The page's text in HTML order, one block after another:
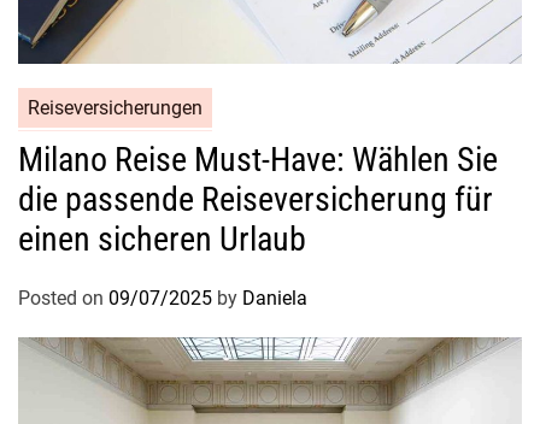
Reiseversicherungen
Milano Reise Must-Have: Wählen Sie
die passende Reiseversicherung für
einen sicheren Urlaub
Posted on 09/07/2025 by Daniela